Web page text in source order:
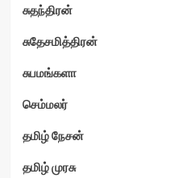
சுதந்திரன்
சுதேசமித்திரன்
சுபமங்களா
செம்மலர்
தமிழ் நேசன்
தமிழ் முரசு